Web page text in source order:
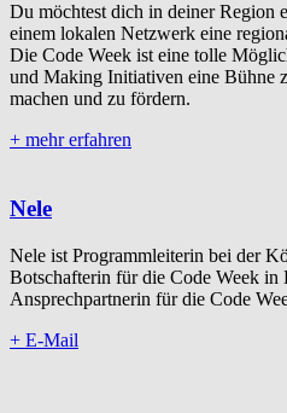
Du möchtest dich in deiner Region
einem lokalen Netzwerk eine
Die Code Week ist eine tolle
und Making Initiativen eine Bühne
machen und zu fördern.
+ mehr erfahren
Nele
Nele ist Programmleiterin bei der
Botschafterin für die Code Week in
Ansprechpartnerin für die Code
+ E-Mail